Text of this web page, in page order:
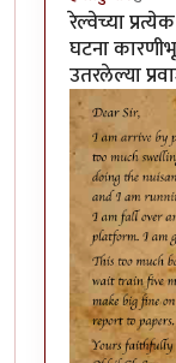
रेल्वेच्या
घटना
उतरलेल्या